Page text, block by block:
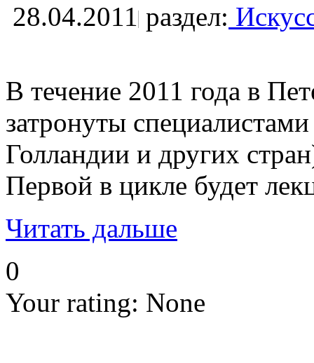
28.04.2011 раздел:
В течение 2011 года в
затронуты
Голландии и других
Первой в цикле будет
Читать дальше
0
Your rating: None